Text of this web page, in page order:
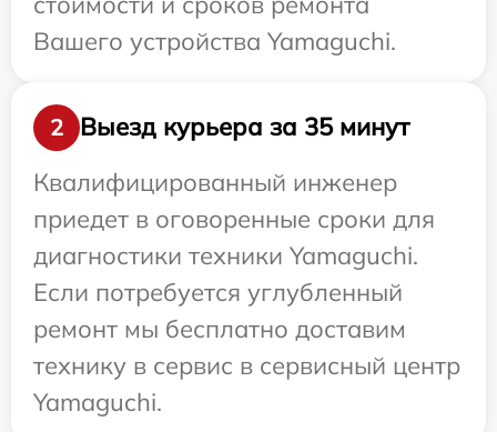
Вашего устройства Yamaguchi.
2
Выезд курьера за 35 минут
Квалифицированный инженер
приедет в оговоренные сроки для
диагностики техники Yamaguchi.
Если потребуется углубленный
ремонт мы бесплатно доставим
технику в сервис в сервисный центр
Yamaguchi.